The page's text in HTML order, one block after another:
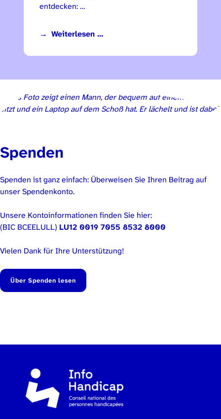
entdecken: …
Weiterlesen …
Spenden
Spenden ist ganz einfach: Überweisen Sie Ihren Beitrag auf
unser Spendenkonto.
Unsere Kontoinformationen finden Sie hier:
(BIC BCEELULL) LU12 0019 7055 8532 8000
Vielen Dank für Ihre Unterstützung!
Über Spenden lesen